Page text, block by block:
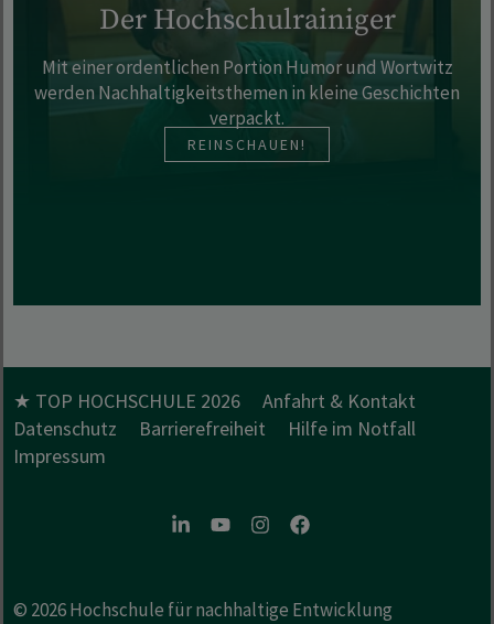
Der Hochschulrainiger
Mit einer ordentlichen Portion Humor und Wortwitz
werden Nachhaltigkeitsthemen in kleine Geschichten
verpackt.
REINSCHAUEN!
★ TOP HOCHSCHULE 2026
Anfahrt & Kontakt
Datenschutz
Barrierefreiheit
Hilfe im Notfall
Impressum
LinkedInYoutubeInstagramFacebook
© 2026Hochschule für nachhaltige Entwicklung